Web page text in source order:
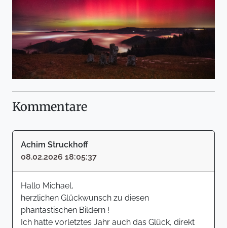
Kommentare
Achim Struckhoff
08.02.2026 18:05:37
Hallo Michael,
herzlichen Glückwunsch zu diesen
phantastischen Bildern !
Ich hatte vorletztes Jahr auch das Glück, direkt